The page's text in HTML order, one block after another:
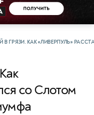
В ГРЯЗИ. КАК «ЛИВЕРПУЛЬ»
Как
со Слотом